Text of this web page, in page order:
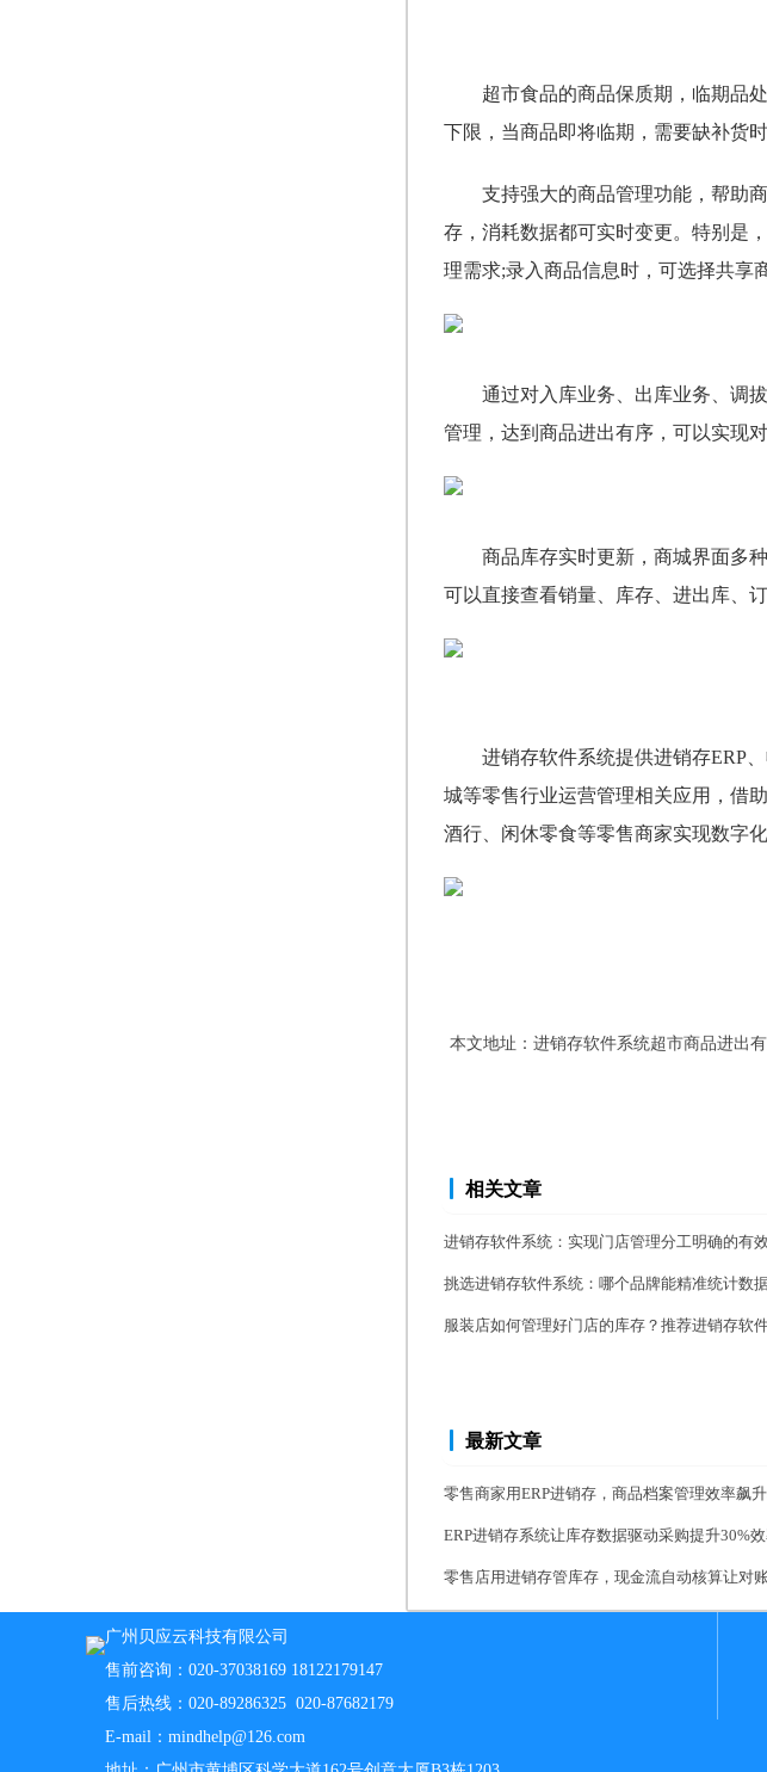
超市食品的商品保质期，临期品
下限，当商品即将临期，需要缺补货
支持强大的商品管理功能，帮助
存，消耗数据都可实时变更。特别是
理需求;录入商品信息时，可选择共享
通过对入库业务、出库业务、调
管理，达到商品进出有序，可以实现
商品库存实时更新，商城界面多
可以直接查看销量、库存、进出库、
进销存软件系统提供进销存ERP
城等零售行业运营管理相关应用，借
酒行、闲休零食等零售商家实现数字
本文地址： 进销存软件系统超市商品进出
相关文章
进销存软件系统：实现门店管理分工明确的有
挑选进销存软件系统：哪个品牌能精准统计数
服装店如何管理好门店的库存？推荐进销存软
最新文章
零售商家用ERP进销存，商品档案管理效率飙升
ERP进销存系统让库存数据驱动采购提升30%效
零售店用进销存管库存，现金流自动核算让对
广州贝应云科技有限公司
售前咨询：020-37038169 18122179147
售后热线：020-89286325 020-87682179
E-mail：mindhelp@126.com